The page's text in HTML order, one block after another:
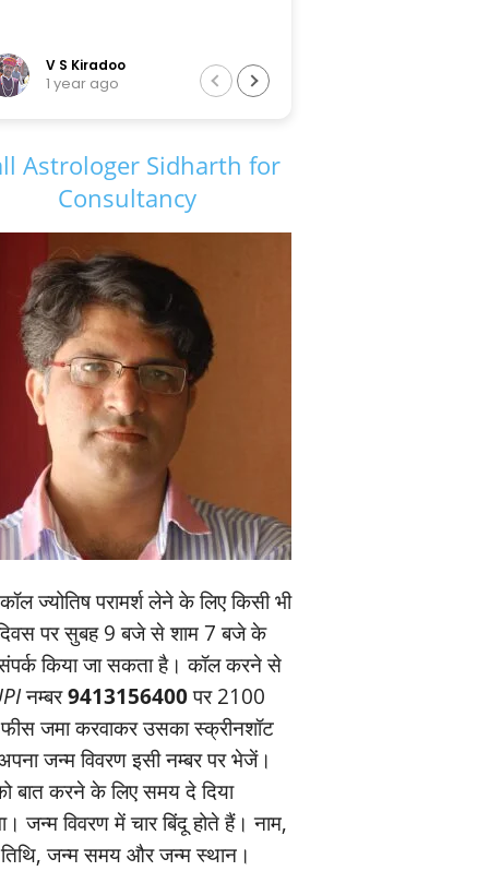
V S Kiradoo
1 year ago
Astrologer Sidharth for
Consultancy
ज्‍योतिष परामर्श लेने के लिए किसी भी
पर सुबह 9 बजे से शाम 7 बजे के
किया जा सकता है। कॉल करने से
नम्‍बर9413156400पर 2100
जमा करवाकर उसका स्‍क्रीनशॉट
जन्‍म विवरण इसी नम्‍बर पर भेजें।
बात करने के लिए समय दे दिया
जन्‍म विवरण में चार बिंदू होते हैं। नाम,
जन्‍म समय और जन्‍म स्‍थान।